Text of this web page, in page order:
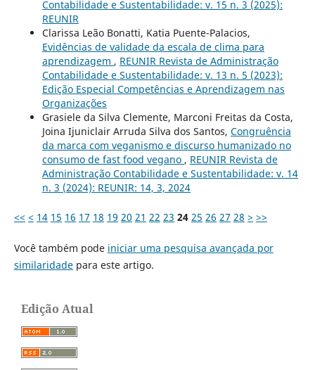
Contabilidade e Sustentabilidade: v. 15 n. 3 (2025):
REUNIR
Clarissa Leão Bonatti, Katia Puente-Palacios,
Evidências de validade da escala de clima para
aprendizagem , REUNIR Revista de Administração
Contabilidade e Sustentabilidade: v. 13 n. 5 (2023):
Edição Especial Competências e Aprendizagem nas
Organizações
Grasiele da Silva Clemente, Marconi Freitas da Costa,
Joina Ijuniclair Arruda Silva dos Santos, Congruência
da marca com veganismo e discurso humanizado no
consumo de fast food vegano , REUNIR Revista de
Administração Contabilidade e Sustentabilidade: v. 14
n. 3 (2024): REUNIR: 14, 3, 2024
<< < 14 15 16 17 18 19 20 21 22 23 24 25 26 27 28 > >>
Você também pode iniciar uma pesquisa avançada por
similaridadepara este artigo.
Edição Atual